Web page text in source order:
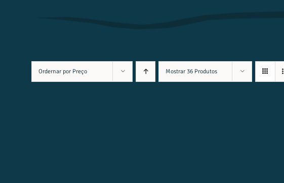
Ordernar por Preço Mostrar 36 Produtos